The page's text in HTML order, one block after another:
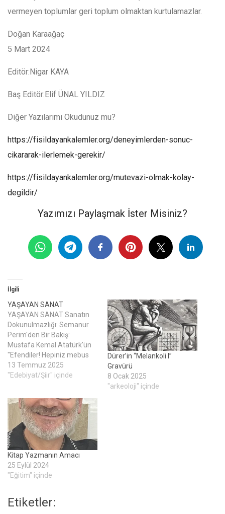
vermeyen toplumlar geri toplum olmaktan kurtulamazlar.
Doğan Karaağaç
5 Mart 2024
Editör:Nigar KAYA
Baş Editör:Elif ÜNAL YILDIZ
Diğer Yazılarımı Okudunuz mu?
https://fisildayankalemler.org/deneyimlerden-sonuc-
cikararak-ilerlemek-gerekir/
https://fisildayankalemler.org/mutevazi-olmak-kolay-
degildir/
Yazımızı Paylaşmak İster Misiniz?
İlgili
YAŞAYAN SANAT
YAŞAYAN SANAT Sanatın
Dokunulmazlığı: Semanur
Perim'den Bir Bakış:
Mustafa Kemal Atatürk'ün
"Efendiler! Hepiniz mebus
olabilirsiniz, vekil
olabilirsiniz; hatta
olamazsınız..." sözü, sanatın
ve sanatkârın toplumdaki
eşsiz konumunu çarpıcı bir
şekilde ifade eder. Bu derin
sözün ışığında,
akademisyen yazar
Semanur Perim'in
kaleminden eser ve telif
13 Temmuz 2025
"Edebiyat/Şiir" içinde
Dürer’in “Melankoli I”
Gravürü
8 Ocak 2025
"arkeoloji" içinde
Kitap Yazmanın Amacı
25 Eylül 2024
"Eğitim" içinde
Etiketler: